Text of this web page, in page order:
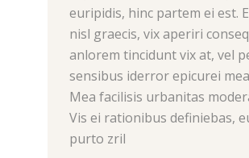
euripidis, hinc partem ei est.
nisl graecis, vix aperiri
anlorem tincidunt vix at, vel
sensibus iderror epicurei
Mea facilisis urbanitas
Vis ei rationibus definiebas,
purto zril